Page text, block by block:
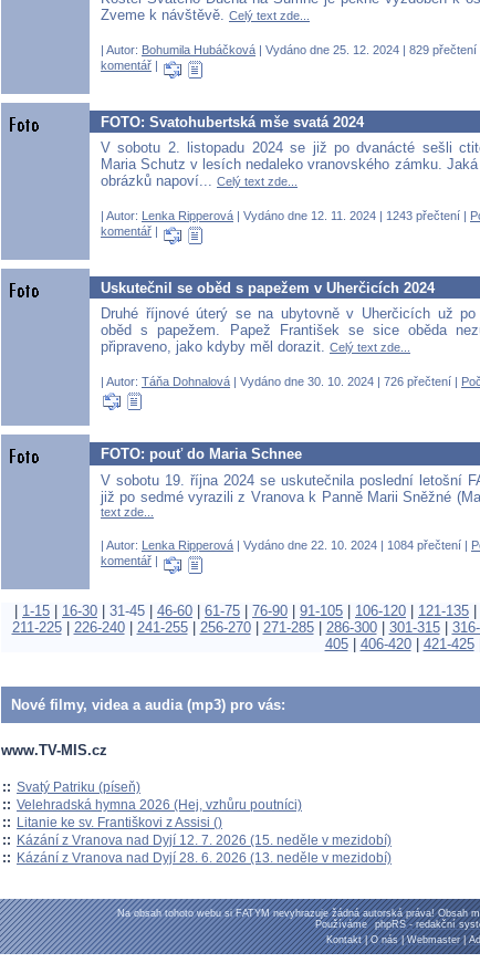
Zveme k návštěvě. Celý text zde...
| Autor: Bohumila Hubáčková | Vydáno dne 25. 12. 2024 | 829 přečtení
komentář |
FOTO: Svatohubertská mše svatá 2024
V sobotu 2. listopadu 2024 se již po dvanácté sešli
Maria Schutz v lesích nedaleko vranovského zámku.
obrázků napoví... Celý text zde...
| Autor: Lenka Ripperová | Vydáno dne 12. 11. 2024 | 1243 přečtení |
komentář
Uskutečnil se oběd s papežem v Uherčicích 2024
Druhé říjnové úterý se na ubytovně v Uherčicích už
oběd s papežem. Papež František se sice oběda
připraveno, jako kdyby měl dorazit. Celý text zde...
| Autor: Táňa Dohnalová | Vydáno dne 30. 10. 2024 | 726 přečtení |
FOTO: pouť do Maria Schnee
V sobotu 19. října 2024 se uskutečnila poslední letošní
již po sedmé vyrazili z Vranova k Panně Marii Sněžné
text zde...
| Autor: Lenka Ripperová | Vydáno dne 22. 10. 2024 | 1084 přečtení |
komentář |
1-15 16-30 31-45 46-60 61-75 76-90 91-105 106-120 121-135
211-225| 226-240| 241-255| 256-270| 271-285| 286-300| 301-315|
405| 406-420| 421-425|
Nové filmy, videa a audia (mp3) pro vás:
www.TV-MIS.cz
:: Svatý Patriku (píseň)
:: Velehradská hymna 2026 (Hej, vzhůru poutníci)
:: Litanie ke sv. Františkovi z Assisi ()
:: Kázání z Vranova nad Dyjí 12. 7. 2026 (15. neděle v mezidobí)
:: Kázání z Vranova nad Dyjí 28. 6. 2026 (13. neděle v mezidobí)
Na obsah tohoto webu si FATYM nevyhrazuje žádná autorská práva! Obsah
Používáme phpRS - redakční
Kontakt|O nás|Webmaster|